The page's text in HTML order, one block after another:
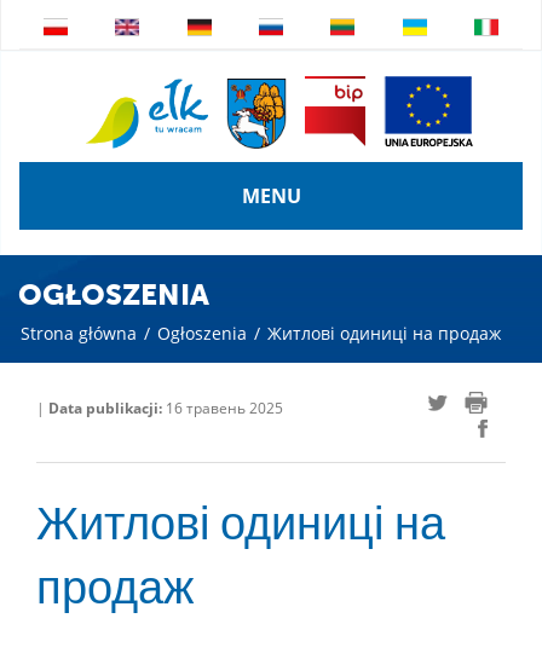
MENU
OGŁOSZENIA
Strona główna / Ogłoszenia / Житлові одиниці на продаж
| Data publikacji: 16 травень 2025
Житлові одиниці на
продаж